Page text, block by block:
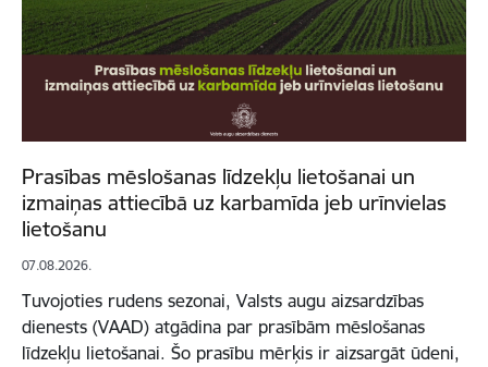
Prasības mēslošanas līdzekļu lietošanai un
izmaiņas attiecībā uz karbamīda jeb urīnvielas
lietošanu
07.08.2026.
Tuvojoties rudens sezonai, Valsts augu aizsardzības
dienests (VAAD) atgādina par prasībām mēslošanas
līdzekļu lietošanai. Šo prasību mērķis ir aizsargāt ūdeni,